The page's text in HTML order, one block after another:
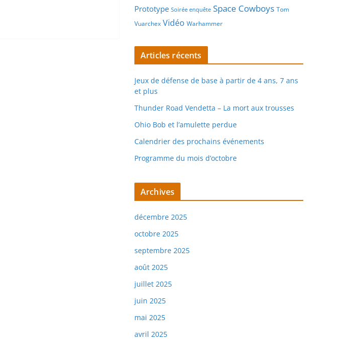
Prototype Soirée enquête Space Cowboys Tom
Vuarchex Vidéo Warhammer
Articles récents
Jeux de défense de base à partir de 4 ans, 7 ans
et plus
Thunder Road Vendetta – La mort aux trousses
Ohio Bob et l’amulette perdue
Calendrier des prochains événements
Programme du mois d’octobre
Archives
décembre 2025
octobre 2025
septembre 2025
août 2025
juillet 2025
juin 2025
mai 2025
avril 2025